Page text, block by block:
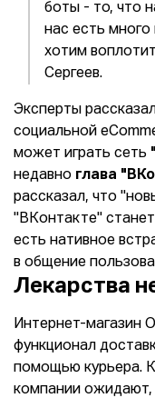
боты - то, что
нас есть
хотим
Сергеев.
Эксперты
социальной
может играть сеть
недавно глава
рассказал, что
"ВКонтакте"
есть нативное
в общение
Лекарства
Интернет-магазин
функционал
помощью курьера.
компании ожидают,